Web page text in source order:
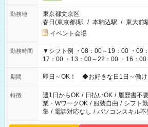
勤務地
東京都文京区
春日(東京都)駅 / 本駒込駅 / 東大前
イベント会場
勤務時間
▼シフト例 ・08：00～19：00 ・09
17：00 ・13：00～22：00 ・16：00～21：00 な
仕事により勤務時間が異なります
期間 即日～OK！ ◆お好きな日1日～働
特徴 週1日からOK / 日払いOK / 履歴書不
業・WワークOK / 服装自由 / シフト
集 / 電話対応なし / パソコンスキル不